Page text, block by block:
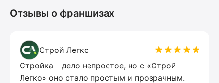
Отзывы о франшизах
Строй Легко
Стройка - дело непростое, но с «Строй
Легко» оно стало простым и прозрачным.